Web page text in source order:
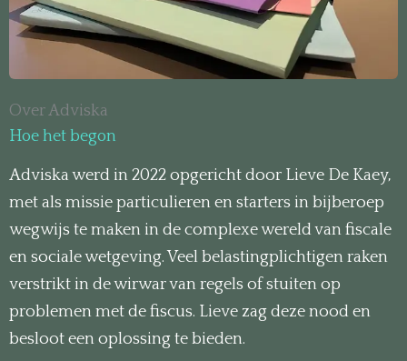
Over Adviska
Hoe het begon
Adviska werd in 2022 opgericht door Lieve De Kaey,
met als missie particulieren en starters in bijberoep
wegwijs te maken in de complexe wereld van fiscale
en sociale wetgeving. Veel belastingplichtigen raken
verstrikt in de wirwar van regels of stuiten op
problemen met de fiscus. Lieve zag deze nood en
besloot een oplossing te bieden.